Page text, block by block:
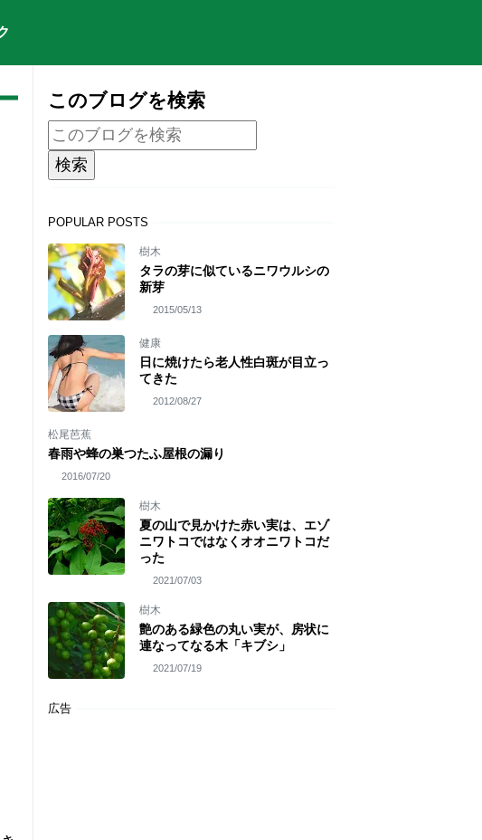
このブログを検索
POPULAR POSTS
樹木
タラの芽に似ているニワウルシの
新芽
2015/05/13
健康
日に焼けたら老人性白斑が目立っ
てきた
2012/08/27
松尾芭蕉
春雨や蜂の巣つたふ屋根の漏り
2016/07/20
樹木
夏の山で見かけた赤い実は、エゾ
ニワトコではなくオオニワトコだ
った
2021/07/03
樹木
艶のある緑色の丸い実が、房状に
連なってなる木「キブシ」
2021/07/19
広告